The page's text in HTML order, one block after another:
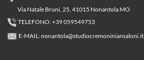
Via Natale Bruni, 25, 41015 Nonantola MO
TELEFONO: +39 059549753
E-MAIL:nonantola@studiocremoniniansaloni.it